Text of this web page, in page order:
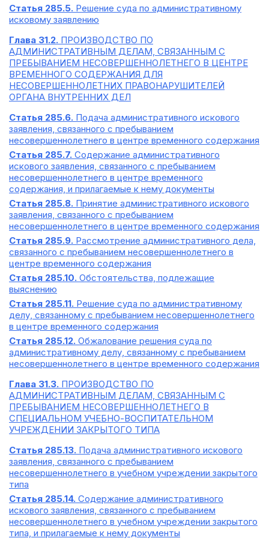
Статья 285.5. Решение суда по административному
исковому заявлению
Глава 31.2. ПРОИЗВОДСТВО ПО
АДМИНИСТРАТИВНЫМ ДЕЛАМ, СВЯЗАННЫМ С
ПРЕБЫВАНИЕМ НЕСОВЕРШЕННОЛЕТНЕГО В ЦЕНТРЕ
ВРЕМЕННОГО СОДЕРЖАНИЯ ДЛЯ
НЕСОВЕРШЕННОЛЕТНИХ ПРАВОНАРУШИТЕЛЕЙ
ОРГАНА ВНУТРЕННИХ ДЕЛ
Статья 285.6. Подача административного искового
заявления, связанного с пребыванием
несовершеннолетнего в центре временного содержания
Статья 285.7. Содержание административного
искового заявления, связанного с пребыванием
несовершеннолетнего в центре временного
содержания, и прилагаемые к нему документы
Статья 285.8. Принятие административного искового
заявления, связанного с пребыванием
несовершеннолетнего в центре временного содержания
Статья 285.9. Рассмотрение административного дела,
связанного с пребыванием несовершеннолетнего в
центре временного содержания
Статья 285.10. Обстоятельства, подлежащие
выяснению
Статья 285.11. Решение суда по административному
делу, связанному с пребыванием несовершеннолетнего
в центре временного содержания
Статья 285.12. Обжалование решения суда по
административному делу, связанному с пребыванием
несовершеннолетнего в центре временного содержания
Глава 31.3. ПРОИЗВОДСТВО ПО
АДМИНИСТРАТИВНЫМ ДЕЛАМ, СВЯЗАННЫМ С
ПРЕБЫВАНИЕМ НЕСОВЕРШЕННОЛЕТНЕГО В
СПЕЦИАЛЬНОМ УЧЕБНО-ВОСПИТАТЕЛЬНОМ
УЧРЕЖДЕНИИ ЗАКРЫТОГО ТИПА
Статья 285.13. Подача административного искового
заявления, связанного с пребыванием
несовершеннолетнего в учебном учреждении закрытого
типа
Статья 285.14. Содержание административного
искового заявления, связанного с пребыванием
несовершеннолетнего в учебном учреждении закрытого
типа, и прилагаемые к нему документы